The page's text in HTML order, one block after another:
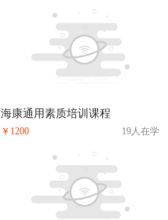
海康通用素质培训课程
￥1200 19人在学